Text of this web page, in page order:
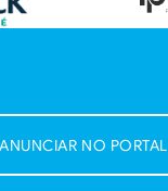
ANUNCIAR NO PORTAL